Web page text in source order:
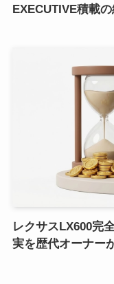
EXECUTIVE積載
レクサスLX600完
実を歴代オーナー